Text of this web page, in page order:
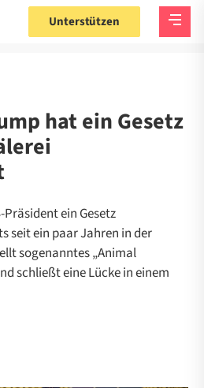
Unterstützen
hat ein Gesetz
ein Gesetz
seit ein paar Jahren in der
sogenanntes „Animal
schließt eine Lücke in einem